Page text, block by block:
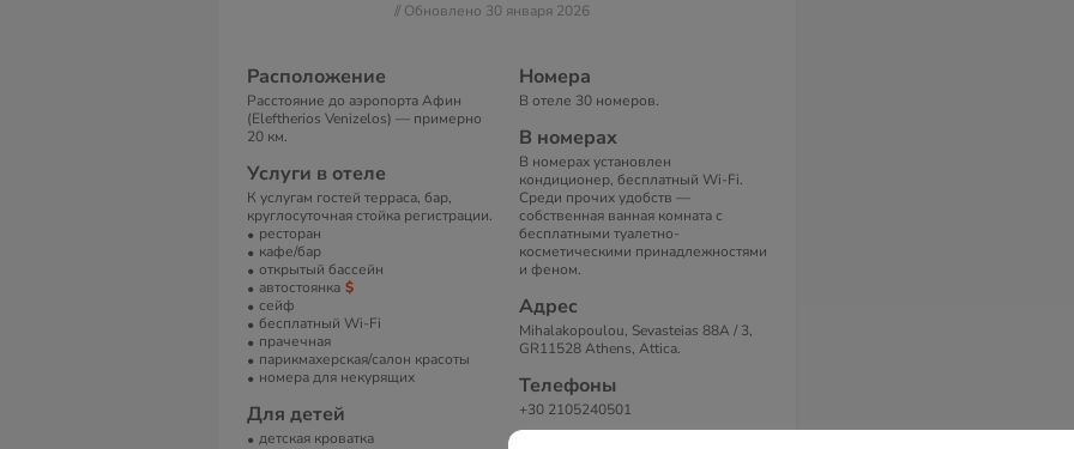
// Обновлено 30 января 2026
Расположение
Расстояние до аэропорта Афин
(Eleftherios Venizelos) — примерно
20 км.
Услуги в отеле
К услугам гостей терраса, бар,
круглосуточная стойка регистрации.
ресторан
кафе/бар
открытый бассейн
автостоянка
сейф
бесплатный Wi-Fi
прачечная
парикмахерская/салон красоты
номера для некурящих
Для детей
детская кроватка
Номера
В отеле 30 номеров.
В номерах
В номерах установлен
кондиционер, бесплатный Wi-Fi.
Среди прочих удобств —
собственная ванная комната с
бесплатными туалетно-
косметическими принадлежностями
и феном.
Адрес
Mihalakopoulou, Sevasteias 88A / 3,
GR11528 Athens, Attica.
Телефоны
+30 2105240501